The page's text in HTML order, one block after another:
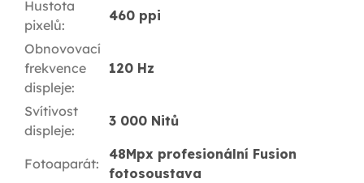
Hustota
pixelů:
460 ppi
Obnovovací
frekvence
displeje:
120 Hz
Svítivost
displeje:
3 000 Nitů
Fotoaparát:
48Mpx profesionální Fusion
fotosoustava